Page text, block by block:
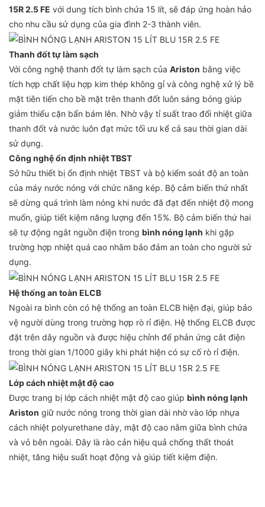
15R 2.5 FE với dung tích bình chứa 15 lít, sẽ đáp ứng hoàn hảo
cho nhu cầu sử dụng của gia đình 2-3 thành viên.
Thanh đốt tự làm sạch
Với công nghệ thanh đốt tự làm sạch của Ariston bằng việc
tích hợp chất liệu hợp kim thép không gỉ và công nghệ xử lý bề
mặt tiên tiến cho bề mặt trên thanh đốt luôn sáng bóng giúp
giảm thiểu cặn bẩn bám lên. Nhờ vậy tỉ suất trao đổi nhiệt giữa
thanh đốt và nước luôn đạt mức tối ưu kể cả sau thời gian dài
sử dụng.
Công nghệ ổn định nhiệt TBST
Sở hữu thiết bị ổn định nhiệt TBST và bộ kiểm soát độ an toàn
của máy nước nóng với chức năng kép. Bộ cảm biến thứ nhất
sẽ dừng quá trình làm nóng khi nước đã đạt đến nhiệt độ mong
muốn, giúp tiết kiệm năng lượng đến 15%. Bộ cảm biến thứ hai
sẽ tự động ngắt nguồn điện trong bình nóng lạnh khi gặp
trường hợp nhiệt quá cao nhằm bảo đảm an toàn cho người sử
dụng.
Hệ thống an toàn ELCB
Ngoài ra bình còn có hệ thống an toàn ELCB hiện đại, giúp bảo
vệ người dùng trong trường hợp rò rỉ điện. Hệ thống ELCB được
đặt trên dây nguồn và được hiệu chỉnh để phản ứng cắt điện
trong thời gian 1/1000 giây khi phát hiện có sự cố rò rỉ điện.
Lớp cách nhiệt mật độ cao
Được trang bị lớp cách nhiệt mật độ cao giúp bình nóng lạnh
Ariston giữ nước nóng trong thời gian dài nhờ vào lớp nhựa
cách nhiệt polyurethane dày, mật độ cao nằm giữa bình chứa
và vỏ bên ngoài. Đây là rào cản hiệu quả chống thất thoát
nhiệt, tăng hiệu suất hoạt động và giúp tiết kiệm điện.